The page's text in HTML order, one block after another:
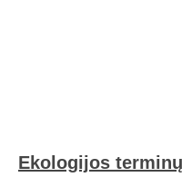
Ekologijos